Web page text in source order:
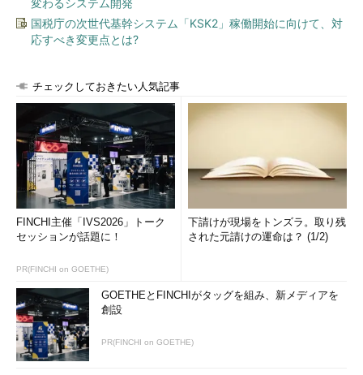
変わるシステム開発
国税庁の次世代基幹システム「KSK2」稼働開始に向けて、対
応すべき変更点とは?
チェックしておきたい人気記事
FINCHI主催「IVS2026」トーク
セッションが話題に！
PR(FINCHI on GOETHE)
下請けが現場をトンズラ。取り残
された元請けの運命は？ (1/2)
GOETHEとFINCHIがタッグを組み、新メディアを
創設
PR(FINCHI on GOETHE)